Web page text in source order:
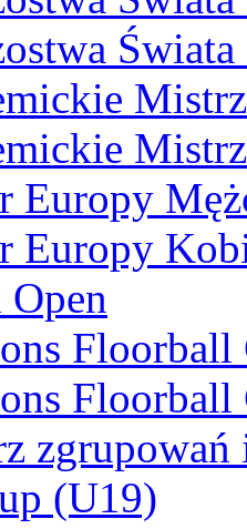
Europy
Europy
Floorball
Floorball
(U19)